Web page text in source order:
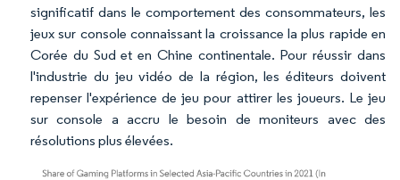
significatif dans le comportement des consommateurs, les
jeux sur console connaissant la croissance la plus rapide en
Corée du Sud et en Chine continentale. Pour réussir dans
l'industrie du jeu vidéo de la région, les éditeurs doivent
repenser l'expérience de jeu pour attirer les joueurs. Le jeu
sur console a accru le besoin de moniteurs avec des
résolutions plus élevées.